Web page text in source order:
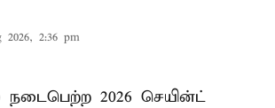
2026, 2:36 pm
நடைபெற்ற 2026 செயின்ட்